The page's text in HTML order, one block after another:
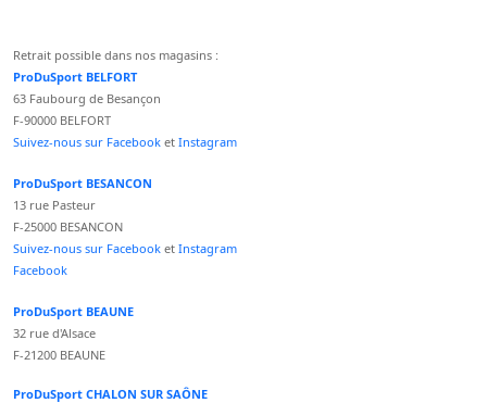
Retrait possible dans nos magasins :
ProDuSport BELFORT
63 Faubourg de Besançon
F-90000 BELFORT
Suivez-nous sur Facebook et Instagram
ProDuSport BESANCON
13 rue Pasteur
F-25000 BESANCON
Suivez-nous sur Facebook et Instagram
Facebook
ProDuSport BEAUNE
32 rue d'Alsace
F-21200 BEAUNE
ProDuSport CHALON SUR SAÔNE